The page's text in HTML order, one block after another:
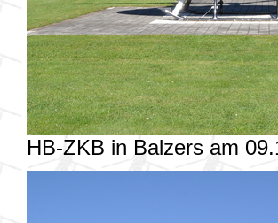
HB-ZKB in Balzers am